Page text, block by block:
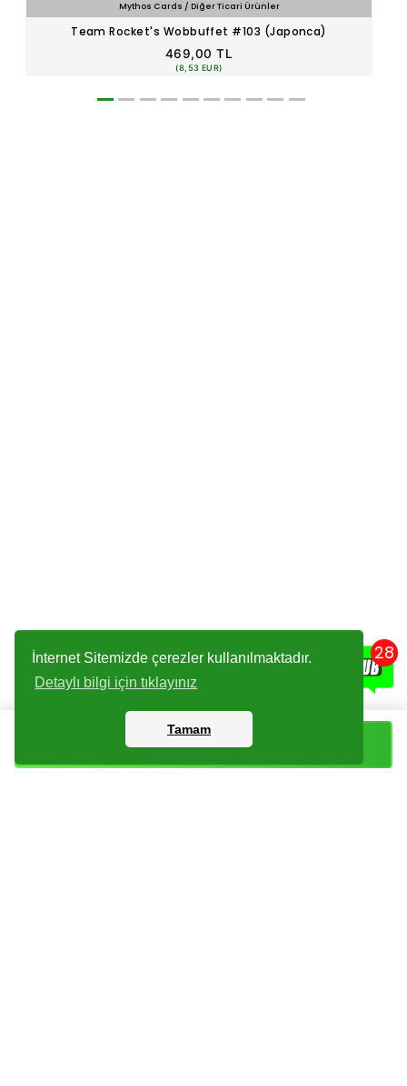
İnternet Sitemizde çerezler kullanılmaktadır.
Detaylı bilgi için tıklayınız
Tamam
Sepete Ekle
Mythos Cards / Diğer Ticari Ürünler
Team Rocket's Wobbuffet #103 (Japonca)
469,00 TL
(8,53 EUR)
28